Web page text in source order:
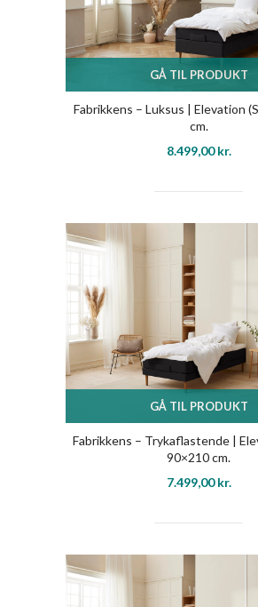
GÅ TIL PRODUKT
Fabrikkens – Luksus | Elevation
cm.
8.499,00kr.
GÅ TIL PRODUKT
Fabrikkens – Trykaflastende |
90×210 cm.
7.499,00kr.